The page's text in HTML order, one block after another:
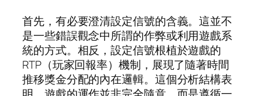
首先，有必要澄清設定信號的含義。這並不
是一些錯誤觀念中所謂的作弊或利用遊戲系
統的方式。相反，設定信號根植於遊戲的
RTP（玩家回報率）機制，展現了隨著時間
推移獎金分配的內在邏輯。這個分析結構表